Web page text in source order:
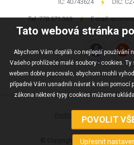
Tato webová stránka
Abychom Vám dopřáli co nejlepší používání
Vašeho prohlížeče malé soubory - cookies.
webem dobře pracovalo, abychom mohli
případně Vám usnadnili návrat k nám pomocí
zákona některé typy cookies můžeme
IČ: 40743624 - DIČ:
Tel:778 971 369 - E-mail:
Podmínky užívání
© Copyright ELEKTRO S.M.S.,